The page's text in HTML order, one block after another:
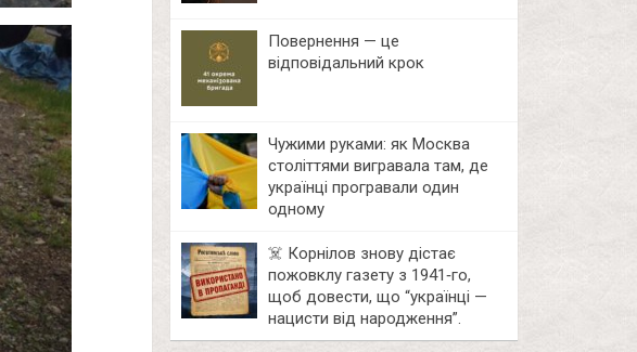
Повернення — це
відповідальний крок
Чужими руками: як Москва
століттями вигравала там, де
українці програвали один
одному
☠️ Корнілов знову дістає
пожовклу газету з 1941‑го,
щоб довести, що “українці —
нацисти від народження”.